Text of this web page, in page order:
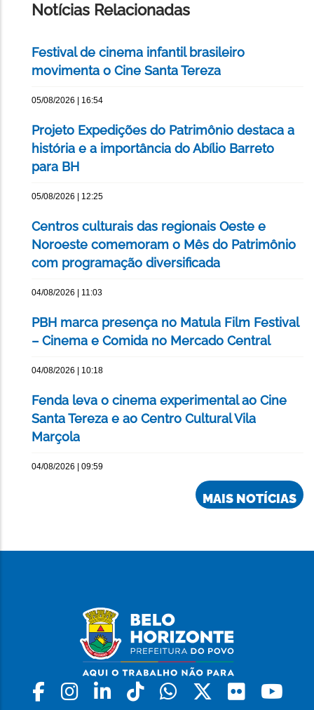
Notícias Relacionadas
Festival de cinema infantil brasileiro
movimenta o Cine Santa Tereza
05/08/2026 | 16:54
Projeto Expedições do Patrimônio destaca a
história e a importância do Abílio Barreto
para BH
05/08/2026 | 12:25
Centros culturais das regionais Oeste e
Noroeste comemoram o Mês do Patrimônio
com programação diversificada
04/08/2026 | 11:03
PBH marca presença no Matula Film Festival
– Cinema e Comida no Mercado Central
04/08/2026 | 10:18
Fenda leva o cinema experimental ao Cine
Santa Tereza e ao Centro Cultural Vila
Marçola
04/08/2026 | 09:59
MAIS NOTÍCIAS
Facebook
Instagram
LinkedinTiktokWhatsapp
X Flickr